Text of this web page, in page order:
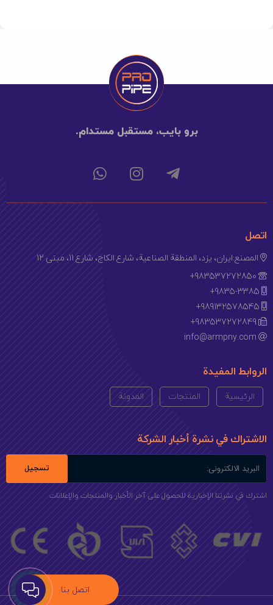
حجم
16*20
16*25
رقم
برو بايب، مستقبل مستدام.
اتصل
المصنع:ایران، یزد، المنطقة الصناعية، شارع الكاج، شارع 11، مبنى 12
+983537272850
+9835-3385
+989132578545
+983537272849
info@armpny.com
الروابط المفيدة
الرئيسية المنتجات المدونة
الاشتراك في نشرة أخبار الشركة
تسجيل
اشترك في نشرتنا الإخبارية للحصول على آخر الأخبار والمنتجات والإعلانات